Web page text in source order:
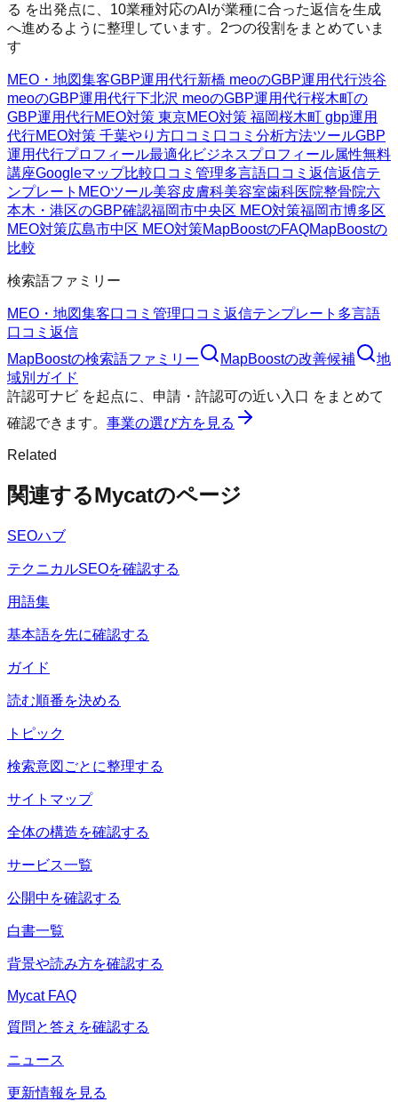
る を出発点に、10業種対応のAIが業種に合った返信を生成
へ進めるように整理しています。2つの役割をまとめていま
す
MEO・地図集客GBP運用代行新橋 meoのGBP運用代行渋谷
meoのGBP運用代行下北沢 meoのGBP運用代行桜木町の
GBP運用代行MEO対策 東京MEO対策 福岡桜木町 gbp運用
代行MEO対策 千葉やり方口コミ 口コミ分析方法ツールGBP
運用代行プロフィール最適化ビジネスプロフィール属性無料
講座Googleマップ比較口コミ管理多言語口コミ返信返信テ
ンプレート MEOツール美容皮膚科美容室歯科医院整骨院六
本木・港区のGBP確認福岡市中央区 MEO対策福岡市博多区
MEO対策広島市中区 MEO対策MapBoostのFAQMapBoostの
比較
検索語ファミリー
MEO・地図集客口コミ管理口コミ返信テンプレート 多言語
口コミ返信
MapBoostの検索語ファミリー MapBoostの改善候補
地
域別ガイド
許認可ナビ を起点に、 申請・許認可の近い入口 をまとめて
確認できます。 事業の選び方を見る
Related
関連するMycatのページ
SEOハブ
テクニカルSEOを確認する
用語集
基本語を先に確認する
ガイド
読む順番を決める
トピック
検索意図ごとに整理する
サイトマップ
全体の構造を確認する
サービス一覧
公開中を確認する
白書一覧
背景や読み方を確認する
Mycat FAQ
質問と答えを確認する
ニュース
更新情報を見る